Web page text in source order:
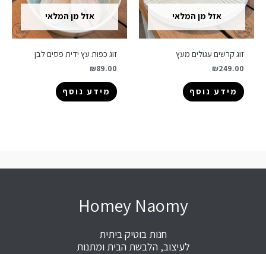
אזל מן המלאי
זוג קרשים עגולים מעץ
₪249.00
מידע נוסף
אזל מן המלאי
זוג כפות עץ ידית פסים לבן
₪89.00
מידע נוסף
Homey Naomy
חנות בוטיק ביתית
לעיצוב, הלבשת הבית ומתנות